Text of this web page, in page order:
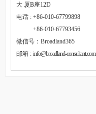
大 厦B座12D
电话 : +86-010-67799898
+86-010-67793456
微信号：Broadland365
邮箱 : info@broadland-consultant.com